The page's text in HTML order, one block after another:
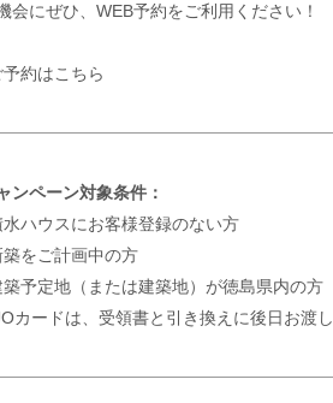
会にぜひ、 WEB予約をご利用ください！
約はこちら
ンペーン対象条件：
水ハウスにお客様登録のない方
築をご計画中の方
築予定地（または建築地）が徳島県内の方
カードは、受領書と引き換えに後日お渡し